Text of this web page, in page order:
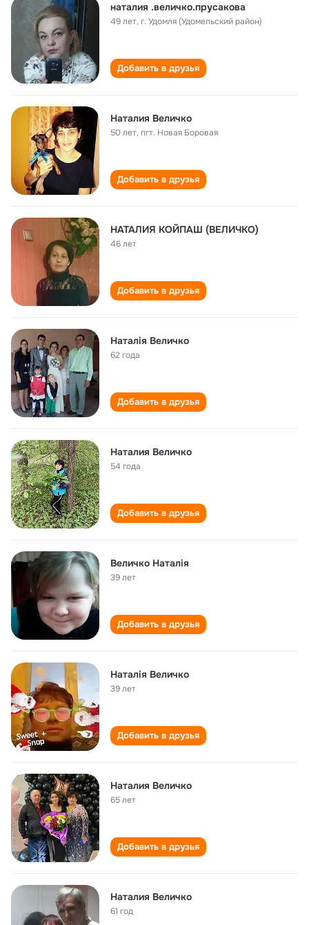
наталия .величко.прусакова
49 лет,г. Удомля (Удомельский район)
Добавить в друзья
Наталия Величко
50 лет,пгт. Новая Боровая
Добавить в друзья
НАТАЛИЯ КОЙПАШ (ВЕЛИЧКО)
46 лет
Добавить в друзья
Наталія Величко
62 года
Добавить в друзья
Наталия Величко
54 года
Добавить в друзья
Величко Наталія
39 лет
Добавить в друзья
Наталія Величко
39 лет
Добавить в друзья
Наталия Величко
65 лет
Добавить в друзья
Наталия Величко
61 год